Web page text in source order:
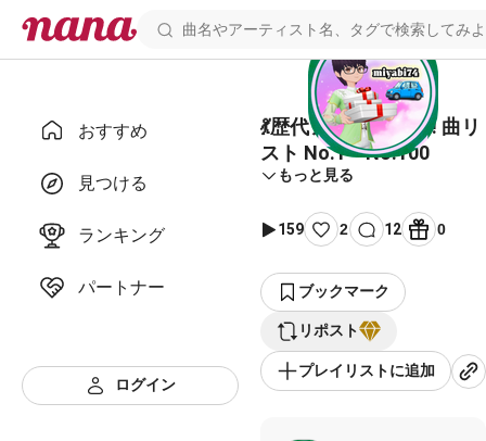
おすすめ
見つける
ランキング
パートナー
ログイン
💃歴代アイドル企画‼️ 曲リ
スト No.1〜No.100
もっと見る
159 2 12 0
ブックマーク
リポスト
プレイリストに追加